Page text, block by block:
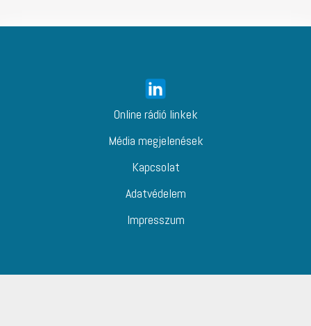
Online rádió linkek
Média megjelenések
Kapcsolat
Adatvédelem
Impresszum